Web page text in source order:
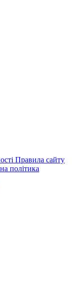
Правила сайту
політика